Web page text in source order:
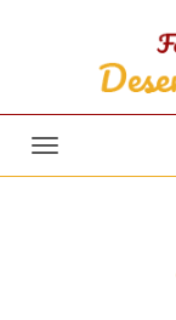
Toggle
navigation